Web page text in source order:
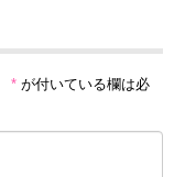
* が付いている欄は必